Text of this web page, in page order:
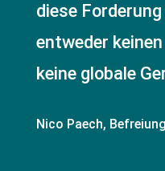
diese
entweder
keine globale
Nico Paech,